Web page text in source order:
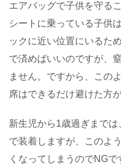
エアバッグで子供を守る
シートに乗っている子供
ックに近い位置にいるた
で済めばいいのですが、
ません。ですから、この
席はできるだけ避けた方
新生児から1歳過ぎまで
で装着しますが、このよ
くなってしまうのでNGで